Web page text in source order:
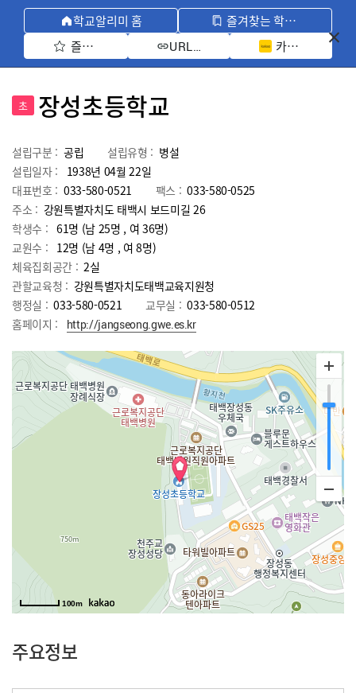
학교알리미 홈
즐겨찾는 학교 모아보기
즐겨찾기 선택
URL 복사 카카오톡 공유
초 장성초등학교
설립구분 : 공립 설립유형 : 병설
설립일자 :
1938년 04월 22일
대표번호 : 033-580-0521 팩스 : 033-580-0525
주소 : 강원특별자치도 태백시 보드미길 26
학생수 : 61명 (남 25명 , 여 36명)
교원수 : 12명 (남 4명 , 여8명)
체육집회공간 : 2실
관할교육청 : 강원특별자치도태백교육지원청
행정실 : 033-580-0521 교무실 : 033-580-0512
홈페이지 :
http://jangseong.gwe.es.kr
100m
주요정보